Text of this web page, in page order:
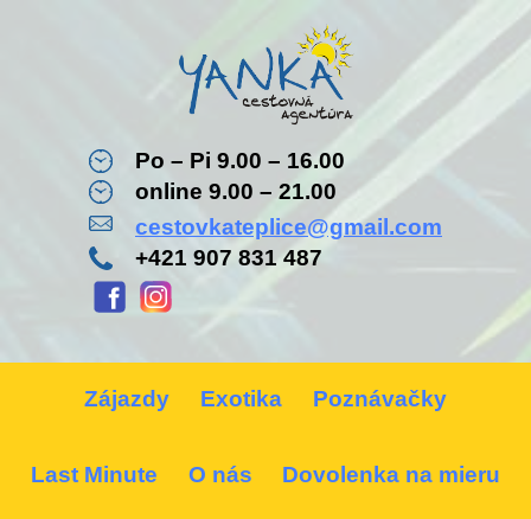
Po – Pi 9.00 – 16.00
online 9.00 – 21.00
cestovkateplice@gmail.com
+421 907 831 487
Zájazdy Exotika Poznávačky
Last Minute O nás Dovolenka na mieru